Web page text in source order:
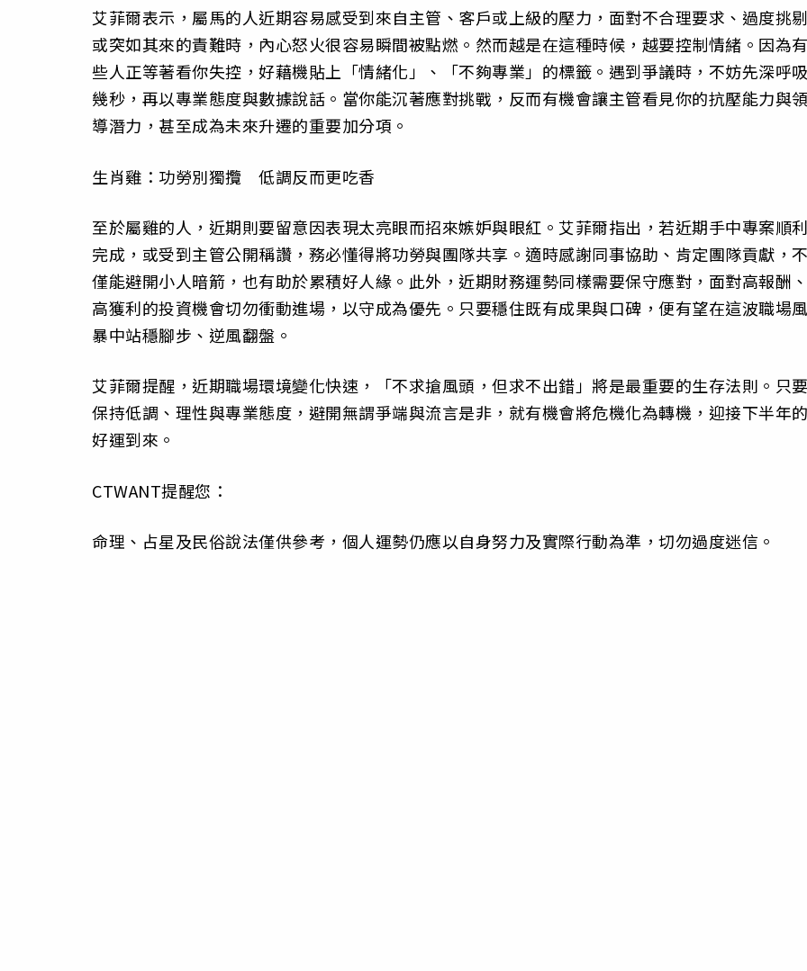
艾菲爾表示，屬馬的人近期容易感受到來自主管、客戶或上級的壓力，面對不合理要求、過度挑
或突如其來的責難時，內心怒火很容易瞬間被點燃。然而越是在這種時候，越要控制情緒。因為
些人正等著看你失控，好藉機貼上「情緒化」、「不夠專業」的標籤。遇到爭議時，不妨先深呼
幾秒，再以專業態度與數據說話。當你能沉著應對挑戰，反而有機會讓主管看見你的抗壓能力與
導潛力，甚至成為未來升遷的重要加分項。
生肖雞：功勞別獨攬 低調反而更吃香
至於屬雞的人，近期則要留意因表現太亮眼而招來嫉妒與眼紅。艾菲爾指出，若近期手中專案順
完成，或受到主管公開稱讚，務必懂得將功勞與團隊共享。適時感謝同事協助、肯定團隊貢獻，
僅能避開小人暗箭，也有助於累積好人緣。此外，近期財務運勢同樣需要保守應對，面對高報酬
高獲利的投資機會切勿衝動進場，以守成為優先。只要穩住既有成果與口碑，便有望在這波職場
暴中站穩腳步、逆風翻盤。
艾菲爾提醒，近期職場環境變化快速，「不求搶風頭，但求不出錯」將是最重要的生存法則。只
保持低調、理性與專業態度，避開無謂爭端與流言是非，就有機會將危機化為轉機，迎接下半年
好運到來。
CTWANT提醒您：
命理、占星及民俗說法僅供參考，個人運勢仍應以自身努力及實際行動為準，切勿過度迷信。